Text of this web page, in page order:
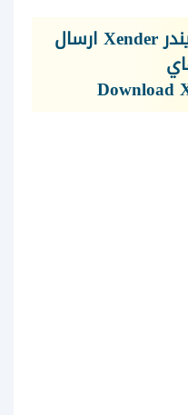
معلومات تحميل برنامج زيندر Xender ارسال
Download